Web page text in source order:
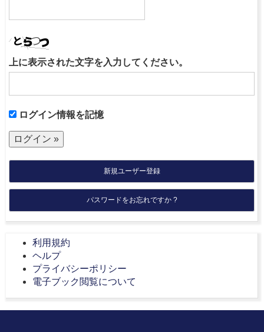
上に表示された文字を入力してください。
ログイン情報を記憶
新規ユーザー登録
パスワードをお忘れですか ?
利用規約
ヘルプ
プライバシーポリシー
電子ブック閲覧について